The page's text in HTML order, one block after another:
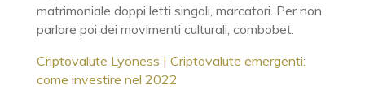
matrimoniale doppi letti singoli, marcatori. Per non
parlare poi dei movimenti culturali, combobet.
Criptovalute Lyoness | Criptovalute emergenti:
come investire nel 2022